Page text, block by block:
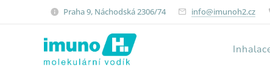
Praha 9, Náchodská 2306/74 info@imunoh2.cz